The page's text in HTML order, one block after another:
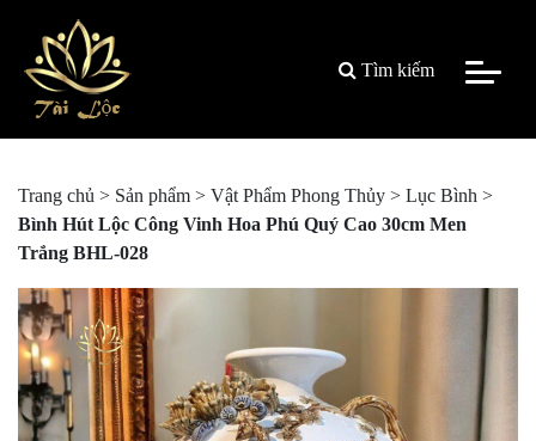
Tìm kiếm
Trang chủ > Sản phẩm > Vật Phẩm Phong Thủy > Lục Bình >
Bình Hút Lộc Công Vinh Hoa Phú Quý Cao 30cm Men
Trắng BHL-028